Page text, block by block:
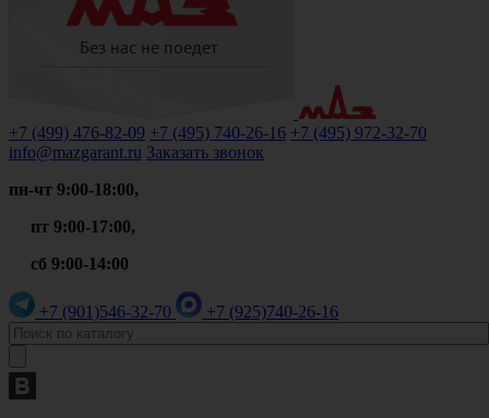
+7 (499) 476-82-09 +7 (495) 740-26-16 +7 (495) 972-32-70
info@mazgarant.ru Заказать звонок
пн-чт 9:00-18:00,
пт 9:00-17:00,
сб 9:00-14:00
+7 (901)546-32-70 +7 (925)740-26-16